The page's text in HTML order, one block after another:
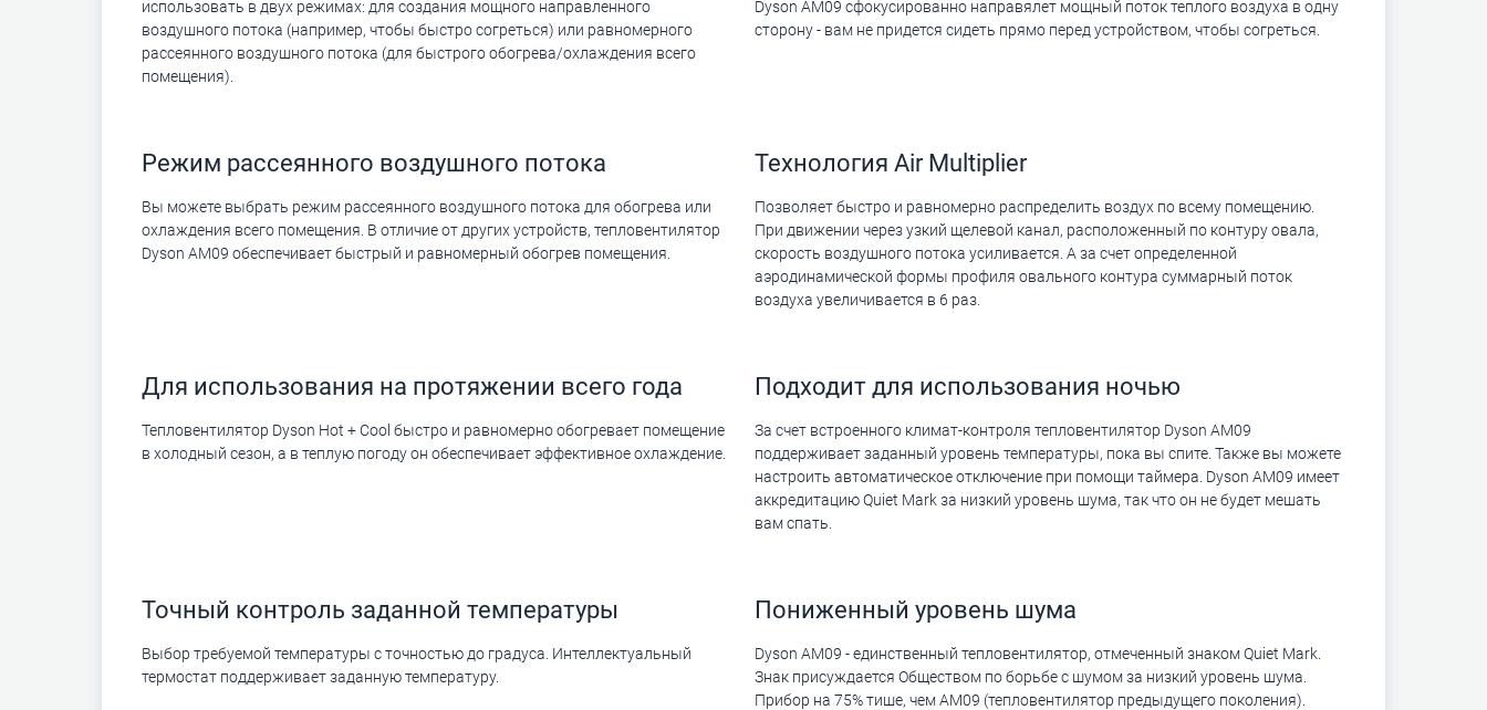
использовать в двух режимах: для создания мощного направленного
воздушного потока (например, чтобы быстро согреться) или равномерного
рассеянного воздушного потока (для быстрого обогрева/охлаждения всего
помещения).
Dyson AM09 сфокусированно направялет мощный поток теплого воздуха в одну
сторону - вам не придется сидеть прямо перед устройством, чтобы согреться.
Режим рассеянного воздушного потока
Вы можете выбрать режим рассеянного воздушного потока для обогрева или
охлаждения всего помещения. В отличие от других устройств, тепловентилятор
Dyson AM09 обеспечивает быстрый и равномерный обогрев помещения.
Технология Air Multiplier
Позволяет быстро и равномерно распределить воздух по всему помещению.
При движении через узкий щелевой канал, расположенный по контуру овала,
скорость воздушного потока усиливается. А за счет определенной
аэродинамической формы профиля овального контура суммарный поток
воздуха увеличивается в 6 раз.
Для использования на протяжении всего года
Тепловентилятор Dyson Hot + Cool быстро и равномерно обогревает помещение
в холодный сезон, а в теплую погоду он обеспечивает эффективное охлаждение.
Подходит для использования ночью
За счет встроенного климат-контроля тепловентилятор Dyson AM09
поддерживает заданный уровень температуры, пока вы спите. Также вы можете
настроить автоматическое отключение при помощи таймера. Dyson AM09 имеет
аккредитацию Quiet Mark за низкий уровень шума, так что он не будет мешать
вам спать.
Точный контроль заданной температуры
Выбор требуемой температуры с точностью до градуса. Интеллектуальный
термостат поддерживает заданную температуру.
Пониженный уровень шума
Dyson AM09 - единственный тепловентилятор, отмеченный знаком Quiet Mark.
Знак присуждается Обществом по борьбе с шумом за низкий уровень шума.
Прибор на 75% тише, чем AM09 (тепловентилятор предыдущего поколения).